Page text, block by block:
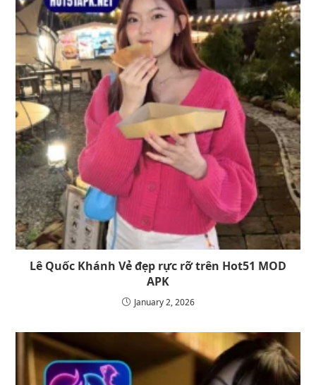
Lê Quốc Khánh Vẻ đẹp rực rỡ trên Hot51 MOD
APK
January 2, 2026